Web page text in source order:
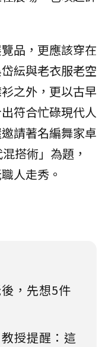
品，更應該穿在
紜與老衣服老空
之外，更以古早
符合忙碌現代人
請著名編舞家卓
搭術」為題，
人走秀。
，先想5件
授提醒：這